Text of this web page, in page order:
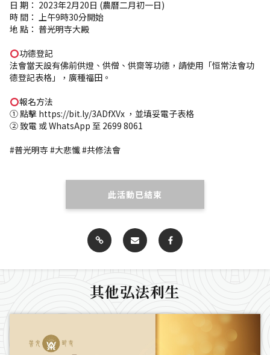
日 期： 2023年2月20日 (農曆二月初一日)
時 間： 上午9時30分開始
地 點： 普光明寺大殿
功德登記
法會當天設有佛前供燈、供僧、供齋等功德，請使用「恒常法會功
德登記表格」，廣種福田。
報名方法
① 點擊 https://bit.ly/3ADfXVx ，並填妥電子表格
② 致電 或 WhatsApp 至 2699 8061
#普光明寺 #大悲懺 #共修法會
此活動已結束
其他弘法利生